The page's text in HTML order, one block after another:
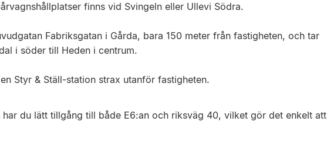
finns vid Svingeln eller Ullevi Södra.
Fabriksgatan i Gårda, bara 150 meter från fastigheten, och tar
i söder till Heden i centrum.
Styr & Ställ-station strax utanför fastigheten.
har du lätt tillgång till både E6:an och riksväg 40, vilket gör det enkelt att